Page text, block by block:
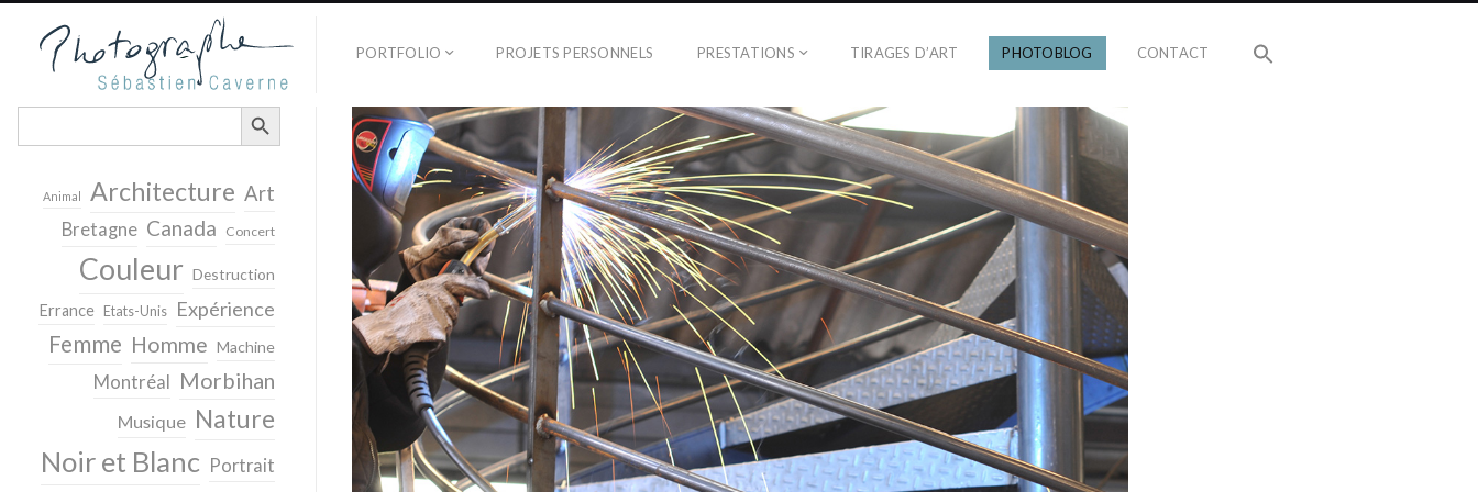
PORTFOLIO PROJETS PERSONNELS PRESTATIONS TIRAGES D’ART PHOTOBLOG CONTACT
Search
SEARCH BUTTON
Animal Architecture Art
Bretagne Canada Concert
Couleur Destruction
Errance
Etats-Unis Expérience
Femme Homme Machine
Montréal Morbihan
Musique Nature
Noir et Blanc Portrait